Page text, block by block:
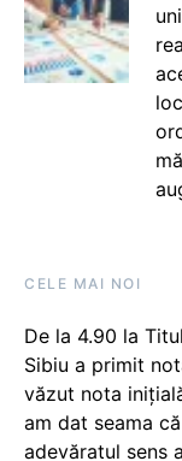
CELE MAI NOI
De la 4.90 la
Sibiu a primit
văzut nota
am dat seama
adevăratul sens